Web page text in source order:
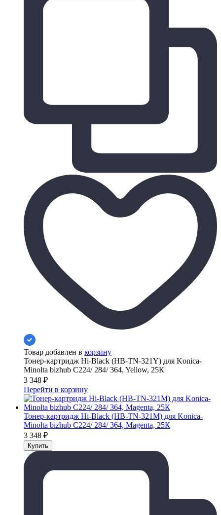
Товар добавлен в корзину
Тонер-картридж Hi-Black (HB-TN-321Y) для Konica-
Minolta bizhub C224/ 284/ 364, Yellow, 25К
3 348 ₽
Перейти в корзину
Тонер-картридж Hi-Black (HB-TN-321M) для Konica-
Minolta bizhub C224/ 284/ 364, Magenta, 25К
3 348 ₽